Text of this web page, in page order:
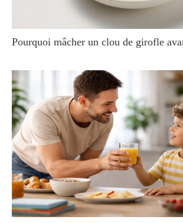
Pourquoi mâcher un clou de girofle